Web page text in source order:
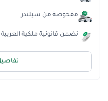
مفحوصة من سيلندر
نضمن قانونية ملكية العربية